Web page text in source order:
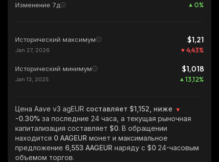
Изменение 7д 0%
Исторический максимум $1,21
Jan 27, 2026 4,43%
Исторический минимум $1,018
Jan 13, 2025 13,12%
Цена Aave v3 agEUR составляет $1,152, ниже
-0.30% за последние 24 часа, а текущая рыночная
капитализация составляет $0. В обращении
находится 0 AAGEUR монет и максимальное
предложение 6,553 AAGEUR наряду с $0 24-часовым
объемом торгов.